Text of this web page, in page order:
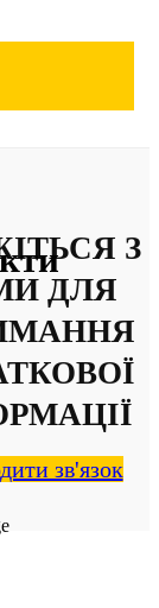
З
ДЛЯ
зв'язок